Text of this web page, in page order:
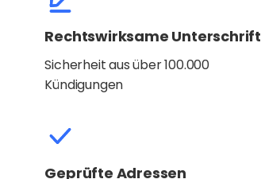
Rechtswirksame Unterschrift
Sicherheit aus über 100.000
Kündigungen
Geprüfte Adressen